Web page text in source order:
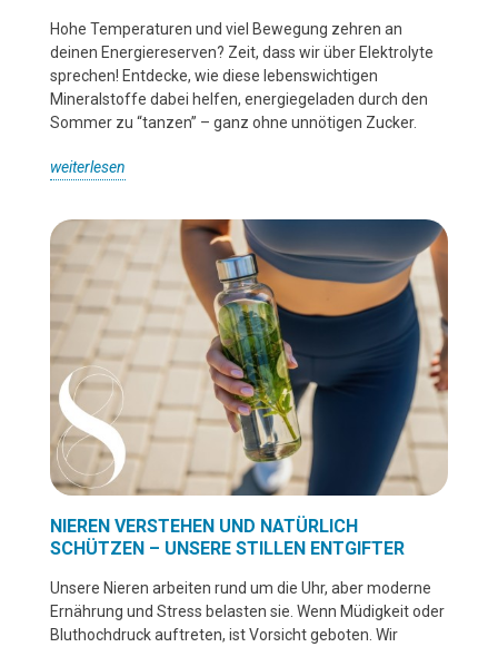
Hohe Temperaturen und viel Bewegung zehren an
deinen Energiereserven? Zeit, dass wir über Elektrolyte
sprechen! Entdecke, wie diese lebenswichtigen
Mineralstoffe dabei helfen, energiegeladen durch den
Sommer zu “tanzen” – ganz ohne unnötigen Zucker.
weiterlesen
NIEREN VERSTEHEN UND NATÜRLICH
SCHÜTZEN – UNSERE STILLEN ENTGIFTER
Unsere Nieren arbeiten rund um die Uhr, aber moderne
Ernährung und Stress belasten sie. Wenn Müdigkeit oder
Bluthochdruck auftreten, ist Vorsicht geboten. Wir